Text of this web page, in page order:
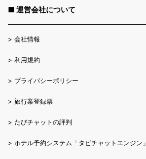
■ 運営会社について
> 会社情報
> 利用規約
> プライバシーポリシー
> 旅行業登録票
> たびチャットの評判
> ホテル予約システム「タビチャットエンジン」